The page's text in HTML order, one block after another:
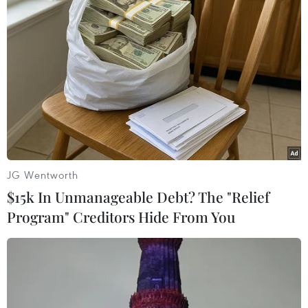
150 điểm đến trong mạng lưới đường bay của
Qatar Airways, đặc biệt là du khách đến từ các
thị trường tiềm năng của Đà Nẵng như Tây Âu
và Bắc Mỹ, đem lại ý nghĩa vô cùng to lớn, tạo ra
sự tăng trưởng mạnh mẽ đối với ngành Du lịch
Đà Nẵng trong tương lai./.
(TTXVN/Vietnam+)
JG Wentworth
$15k In Unmanageable Debt? The "Relief
Program" Creditors Hide From You